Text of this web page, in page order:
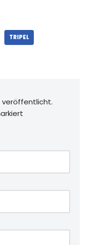
TRIPEL
veröffentlicht.